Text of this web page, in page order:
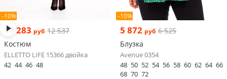
-10%
11 283 руб 12 537
Костюм
ELLETTO LIFE 15366 двойка
42 44 46 48
-10%
5 872 руб 6 525
Блузка
Avenue 0354
48 50 52 54 56 58 60 62 64 66
68 70 72